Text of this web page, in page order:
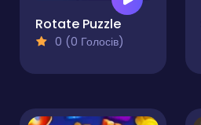
Rotate Puzzle
0 (0 Голосів)